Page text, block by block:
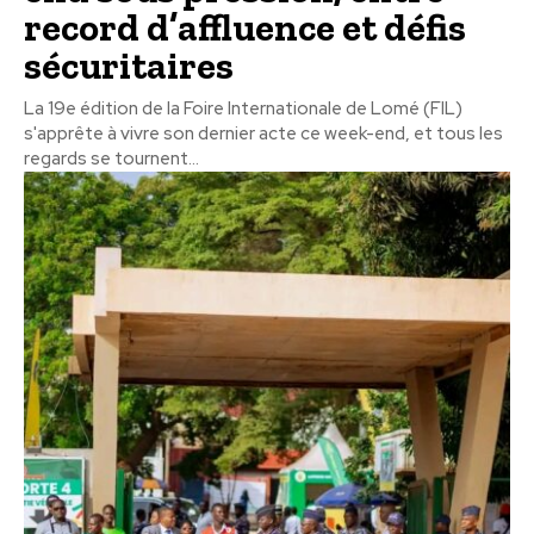
record d’affluence et défis
sécuritaires
La 19e édition de la Foire Internationale de Lomé (FIL)
s'apprête à vivre son dernier acte ce week-end, et tous les
regards se tournent...